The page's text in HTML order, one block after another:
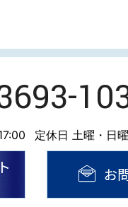
定休日 土曜・日